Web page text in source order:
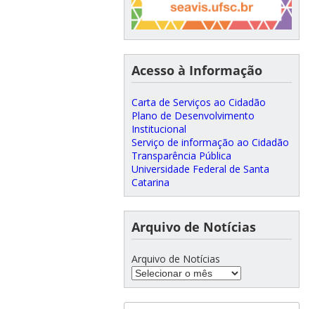
Acesso à Informação
Carta de Serviços ao Cidadão
Plano de Desenvolvimento
Institucional
Serviço de informação ao Cidadão
Transparência Pública
Universidade Federal de Santa
Catarina
Arquivo de Notícias
Arquivo de Notícias